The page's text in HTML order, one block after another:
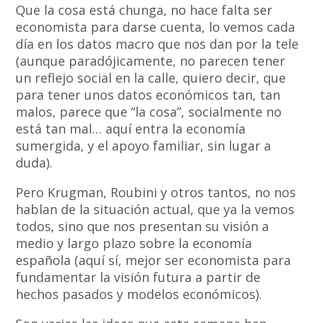
Que la cosa está chunga, no hace falta ser
economista para darse cuenta, lo vemos cada
día en los datos macro que nos dan por la tele
(aunque paradójicamente, no parecen tener
un reflejo social en la calle, quiero decir, que
para tener unos datos económicos tan, tan
malos, parece que “la cosa”, socialmente no
está tan mal… aquí entra la economía
sumergida, y el apoyo familiar, sin lugar a
duda).
Pero Krugman, Roubini y otros tantos, no nos
hablan de la situación actual, que ya la vemos
todos, sino que nos presentan su visión a
medio y largo plazo sobre la economía
española (aquí sí, mejor ser economista para
fundamentar la visión futura a partir de
hechos pasados y modelos económicos).